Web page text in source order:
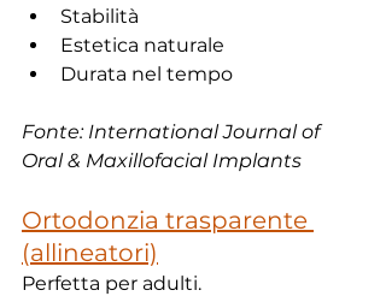
Stabilità
Estetica naturale
Durata nel tempo
Fonte: International Journal of
Oral & Maxillofacial Implants
Ortodonzia trasparente
(allineatori)
Perfetta per adulti.